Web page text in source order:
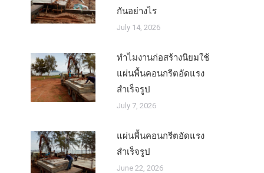
กันอย่างไร
July 14, 2026
ทำไมงานก่อสร้างนิยมใช้
แผ่นพื้นคอนกรีตอัดแรง
สำเร็จรูป
July 7, 2026
แผ่นพื้นคอนกรีตอัดแรง
สำเร็จรูป
June 22, 2026